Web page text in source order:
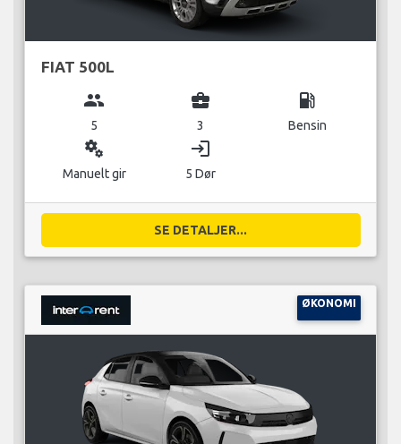
FIAT 500L
group
5
business_center
3
local_gas_station
Bensin
miscellaneous_services
Manuelt gir
login
5 Dør
SE DETALJER...
ØKONOMI